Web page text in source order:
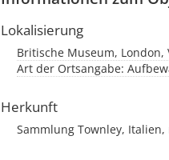
Lokalisierung
Britische Museum,
Art der Ortsangabe:
Herkunft
Sammlung Townley, Italien,